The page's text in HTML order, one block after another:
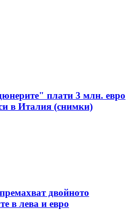
плати 3 млн. евро
в Италия (снимки)
двойното
в лева и евро